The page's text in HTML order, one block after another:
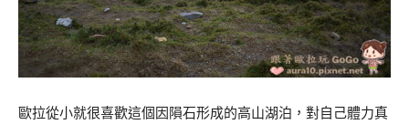
歐拉從小就很喜歡這個因隕石形成的高山湖泊，對自己體力真